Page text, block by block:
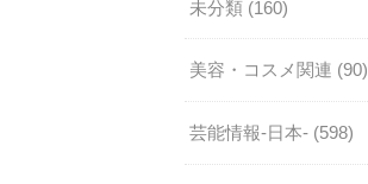
未分類 (160)
美容・コスメ関連 (90)
芸能情報-日本- (598)